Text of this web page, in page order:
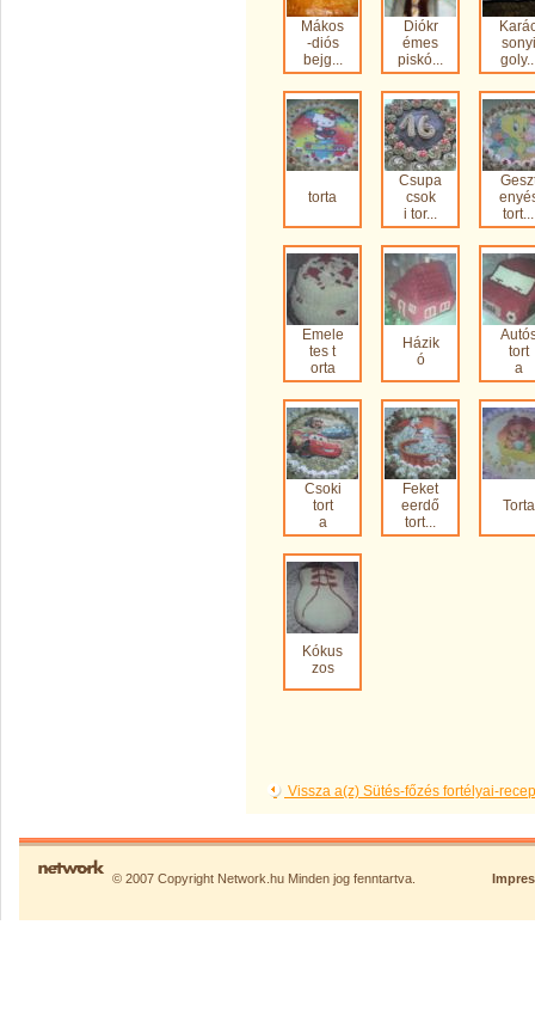
Mákos
-diós
bejg...
Diókr
émes
piskó...
sonyi
torta
Csupa
csok
i tor...
tort...
Emele
tes t
orta
Házik
ó
tort
a
Csoki
tort
a
Feket
eerdő
tort...
Torta
Kókus
zos
Vissza a(z) Sütés-főzés fortélyai-
© 2007 Copyright Network.hu Minden jog fenntartva.